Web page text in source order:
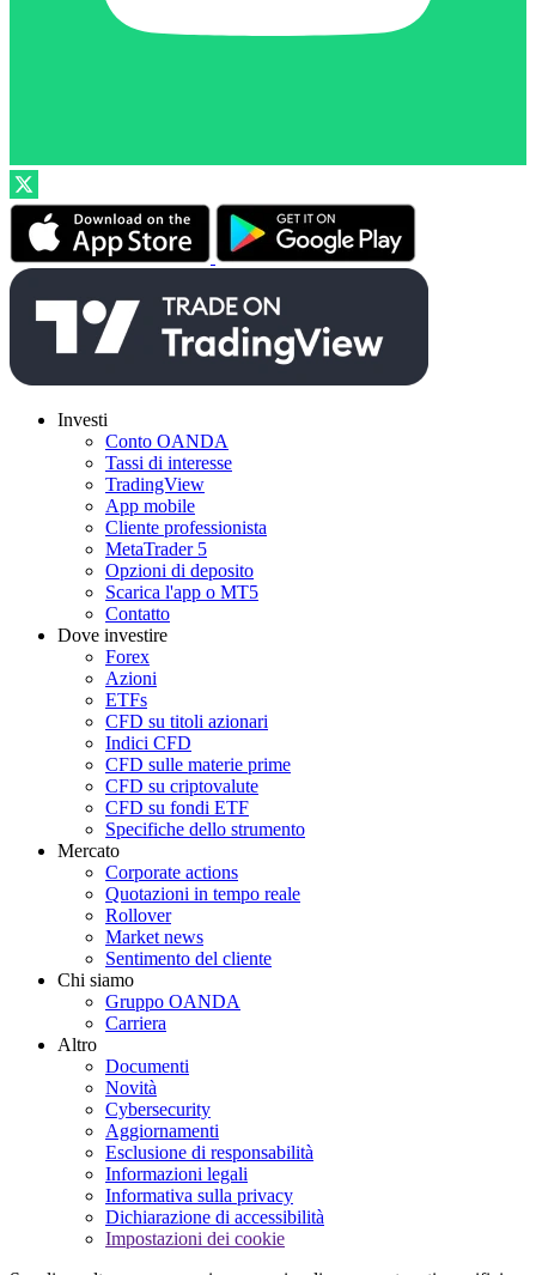
Investi
Conto OANDA
Tassi di interesse
TradingView
App mobile
Cliente professionista
MetaTrader 5
Opzioni di deposito
Scarica l'app o MT5
Contatto
Dove investire
Forex
Azioni
ETFs
CFD su titoli azionari
Indici CFD
CFD sulle materie prime
CFD su criptovalute
CFD su fondi ETF
Specifiche dello strumento
Mercato
Corporate actions
Quotazioni in tempo reale
Rollover
Market news
Sentimento del cliente
Chi siamo
Gruppo OANDA
Carriera
Altro
Documenti
Novità
Cybersecurity
Aggiornamenti
Esclusione di responsabilità
Informazioni legali
Informativa sulla privacy
Dichiarazione di accessibilità
Impostazioni dei cookie